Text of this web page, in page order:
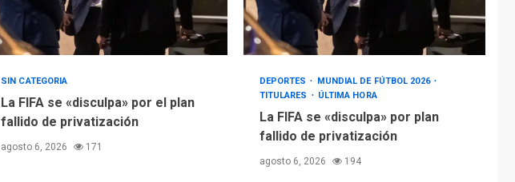
SIN CATEGORIA
La FIFA se «disculpa» por el plan
fallido de privatización
agosto 6, 2026 171
DEPORTES
MUNDIAL DE FÚTBOL 2026
TITULARES
ÚLTIMA HORA
La FIFA se «disculpa» por plan
fallido de privatización
agosto 6, 2026 194